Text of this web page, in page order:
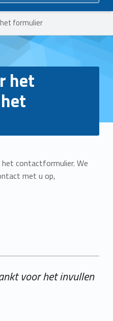
formulier
het
contactformulier. We
met u op,
voor het invullen